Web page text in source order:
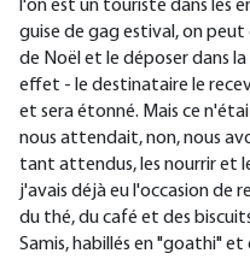
l'on est un touriste dans les
guise de gag estival, on
de Noël et le déposer dans
effet - le destinataire le
et sera étonné. Mais ce
nous attendait, non, nous
tant attendus, les nourrir et
j'avais déjà eu l'occasion de
du thé, du café et des
Samis, habillés en "goathi"